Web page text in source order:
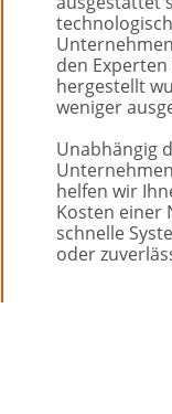
den
hergestellt
weniger
Unabhängig
helfen wir
Kosten einer
schnelle
oder